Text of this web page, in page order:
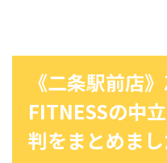
《二条駅前店
FITNESSの中
判をまとめまし